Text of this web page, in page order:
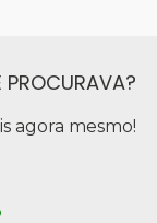
PROCURAVA?
agora mesmo!